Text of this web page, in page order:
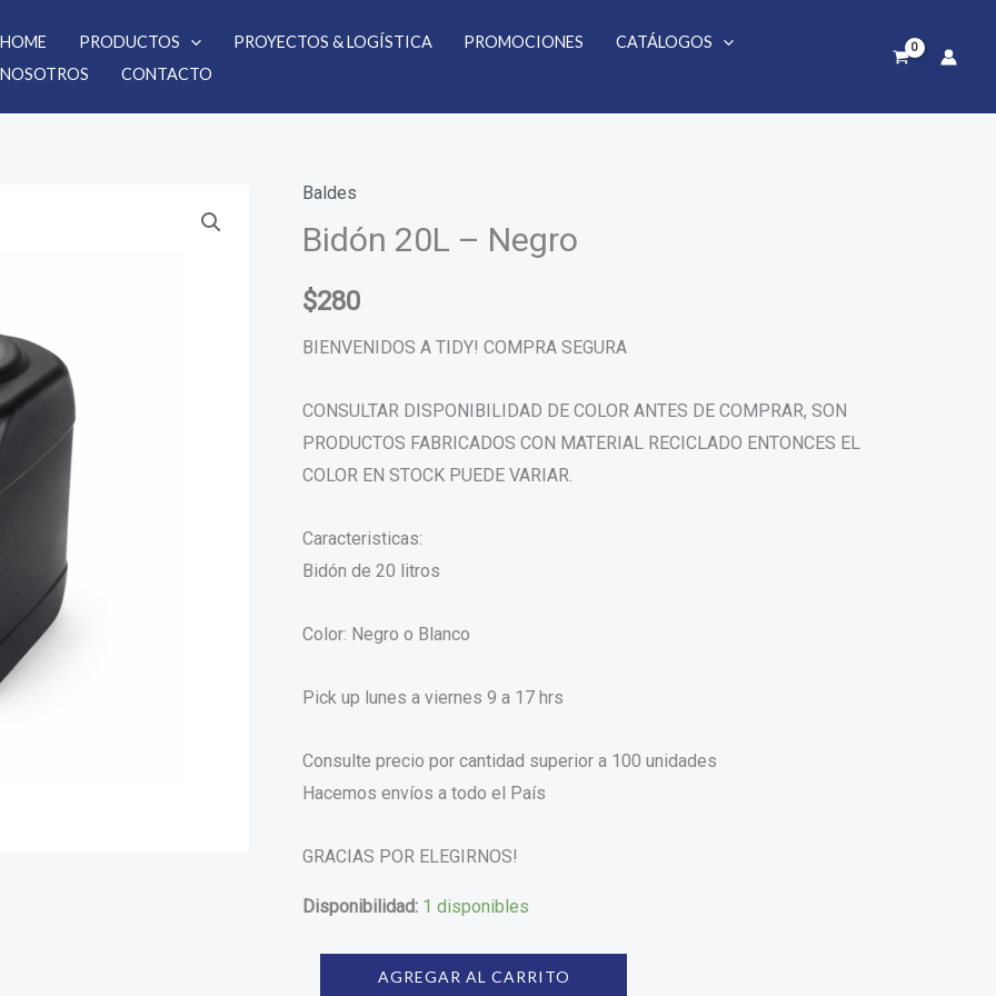
HOME PRODUCTOS PROYECTOS & LOGÍSTICA PROMOCIONES
CATÁLOGOS
NOSOTROS
CONTACTO
Baldes
Bidón 20L – Negro
$280
BIENVENIDOS A TIDY! COMPRA SEGURA
CONSULTAR DISPONIBILIDAD DE COLOR ANTES DE COMPRAR, SON
PRODUCTOS FABRICADOS CON MATERIAL RECICLADO ENTONCES EL
COLOR EN STOCK PUEDE VARIAR.
Caracteristicas:
Bidón de 20 litros
Color: Negro o Blanco
Pick up lunes a viernes 9 a 17 hrs
Consulte precio por cantidad superior a 100 unidades
Hacemos envíos a todo el País
GRACIAS POR ELEGIRNOS!
Disponibilidad: 1 disponibles
Bidón
20L
Negro
AGREGAR AL CARRITO
Negro